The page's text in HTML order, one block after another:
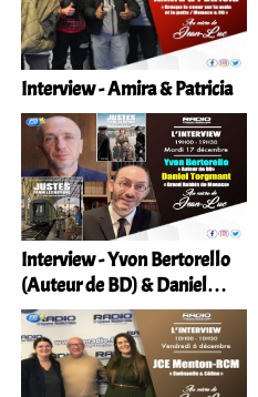
Interview - Amira & Patricia
Interview - Yvon Bertorello
(Auteur de BD) & Daniel
Torgmant (Grand Rabbin de
Monaco)